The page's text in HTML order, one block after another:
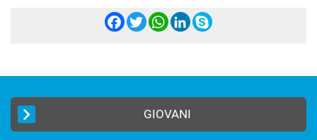
Facebook
Twitter
WhatsApp
LinkedIn
Skype
GIOVANI